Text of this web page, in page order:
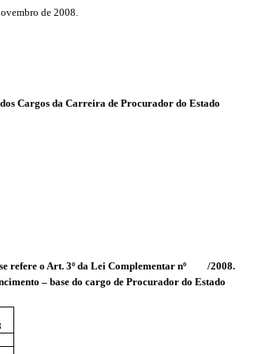
de 2008.
Cargos da Carreira de Procurador do Estado
refere o Art. 3º da Lei Complementar nº /2008.
– base do cargo de Procurador do Estado